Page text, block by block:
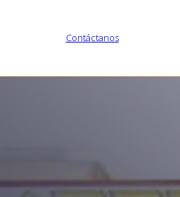
Contáctanos